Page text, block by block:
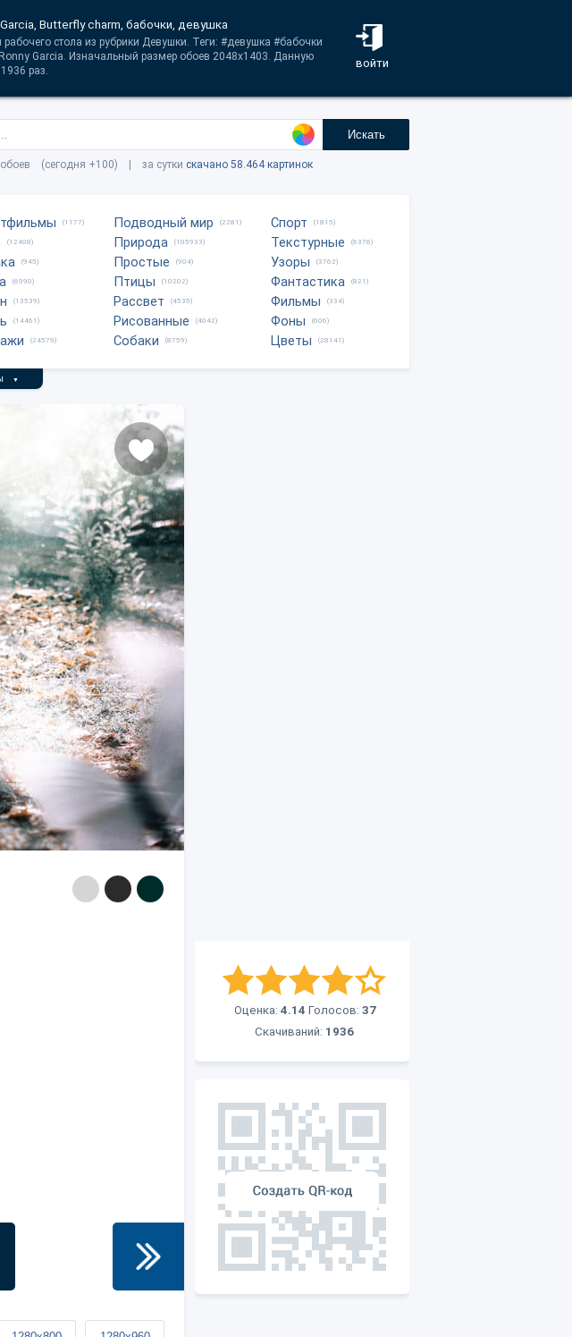
войти
Garcia, Butterfly charm, бабочки, девушка
стола из рубрики Девушки. Теги: #девушка #бабочки
Garcia. Изначальный размер обоев 2048x1403. Данную
раз.
Искать
обоев (сегодня +100) | за сутки скачано 58.464 картинок
(1177)
(12408)
(945)
(6990)
(13539)
(14461)
(24579)
Подводный мир (2281)
Природа (105933)
Простые (904)
Птицы (10202)
Рассвет (4535)
Рисованные (4042)
Собаки (8759)
Спорт (1815)
Текстурные (6376)
Узоры (3762)
Фантастика (821)
Фильмы (334)
Фоны (606)
Цветы (28141)
▼
Оценка: 4.14 Голосов: 37
Скачиваний: 1936